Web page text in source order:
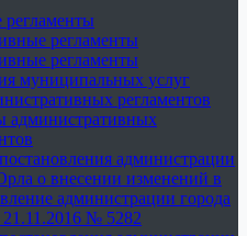
регламенты
регламенты
муниципальных услуг
регламентов
административных
администрации
о внесении изменений в
администрации города
№ 5282